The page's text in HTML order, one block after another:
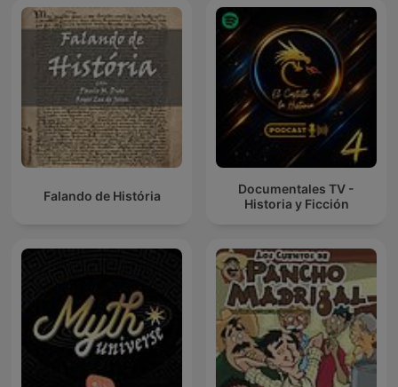
Falando de História
Documentales TV -
Historia y Ficción